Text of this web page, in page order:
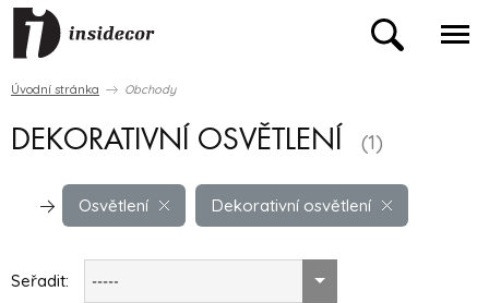
Úvodní stránka Obchody
DEKORATIVNÍ OSVĚTLENÍ (1)
Osvětlení Dekorativní osvětlení
Seřadit: -----